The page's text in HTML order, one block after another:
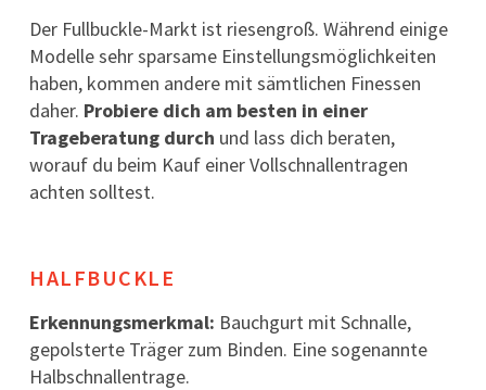
Der Fullbuckle-Markt ist riesengroß. Während einige
Modelle sehr sparsame Einstellungsmöglichkeiten
haben, kommen andere mit sämtlichen Finessen
daher. Probiere dich am besten in einer
Trageberatung durch und lass dich beraten,
worauf du beim Kauf einer Vollschnallentragen
achten solltest.
HALFBUCKLE
Erkennungsmerkmal: Bauchgurt mit Schnalle,
gepolsterte Träger zum Binden. Eine sogenannte
Halbschnallentrage.